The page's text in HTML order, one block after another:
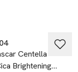
Centella
Brightening